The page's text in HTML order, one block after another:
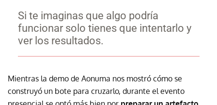
Si te imaginas que algo podría
funcionar solo tienes que intentarlo y
ver los resultados.
Mientras la demo de Aonuma nos mostró cómo se
construyó un bote para cruzarlo, durante el evento